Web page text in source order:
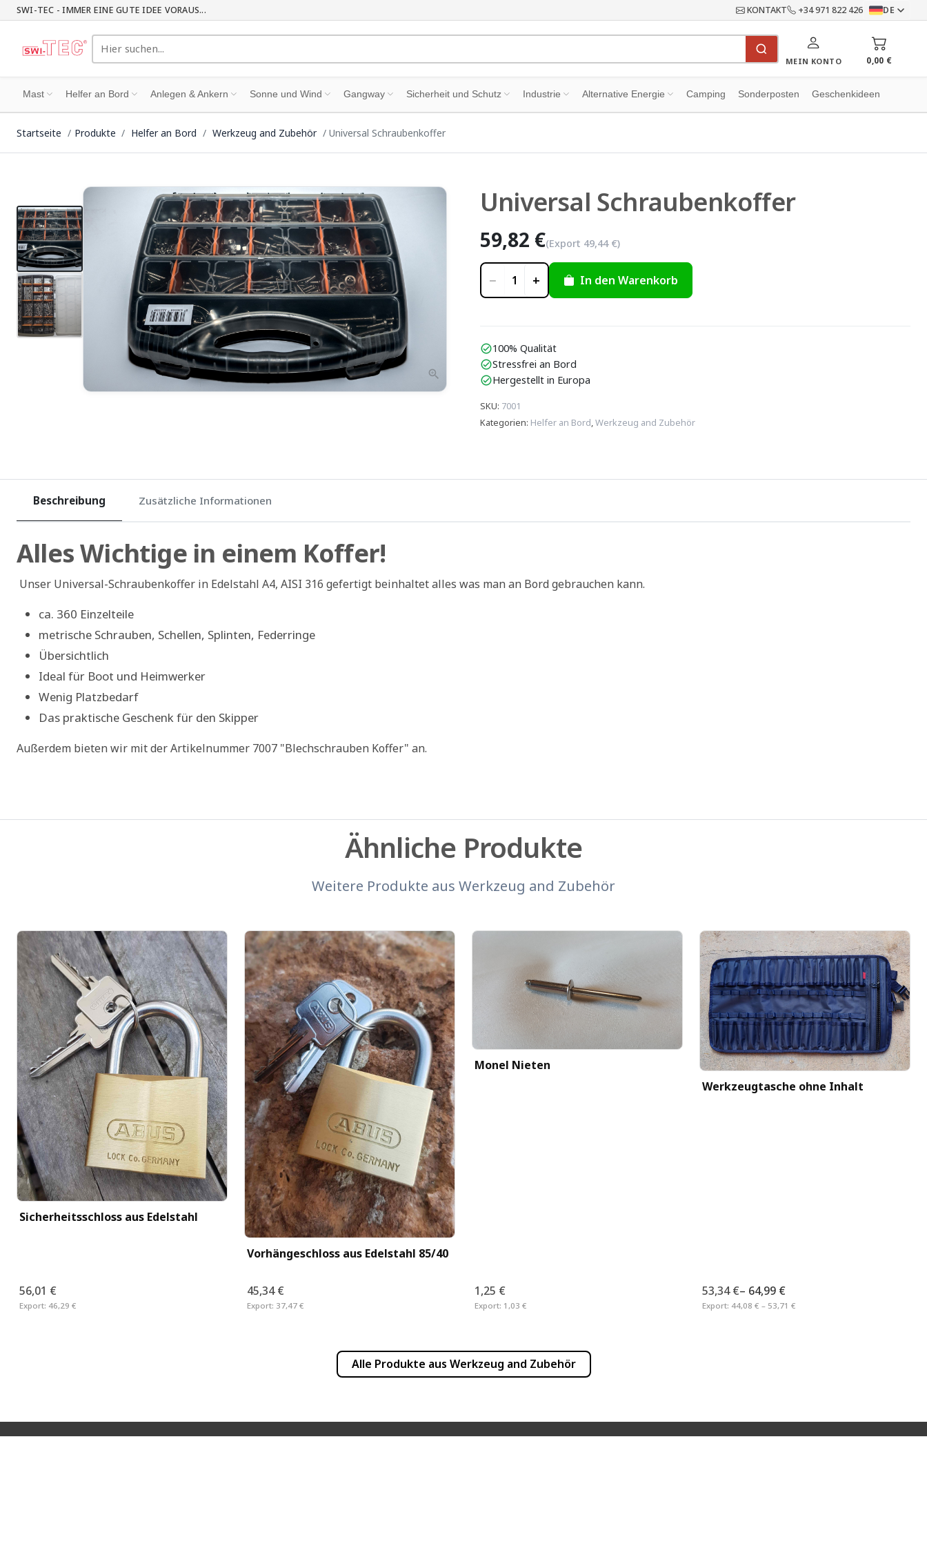
SWI-TEC - IMMER EINE GUTE IDEE VORAUS... KONTAKT +34 971 822 426 DE
MEIN KONTO 0,00 €
Mast Helfer an Bord Anlegen & Ankern Sonne und Wind Gangway Sicherheit und Schutz Industrie Alternative Energie Camping Sonderposten Geschenkideen
Startseite Produkte Helfer an Bord Werkzeug and Zubehör Universal Schraubenkoffer
zoom_in
Universal Schraubenkoffer
59,82 €(Export 49,44 €)
− 1 + In den Warenkorb
check_circle100% Qualität
check_circleStressfrei an Bord
check_circleHergestellt in Europa
SKU: 7001
Kategorien: Helfer an Bord,Werkzeug and Zubehör
Beschreibung Zusätzliche Informationen
Alles Wichtige in einem Koffer!
Unser Universal-Schraubenkoffer in Edelstahl A4, AISI 316 gefertigt beinhaltet alles was man an Bord gebrauchen kann.
ca. 360 Einzelteile
metrische Schrauben, Schellen, Splinten, Federringe
Übersichtlich
Ideal für Boot und Heimwerker
Wenig Platzbedarf
Das praktische Geschenk für den Skipper
Außerdem bieten wir mit der Artikelnummer 7007 "Blechschrauben Koffer" an.
Ähnliche Produkte
Weitere Produkte aus Werkzeug and Zubehör
Sicherheitsschloss aus Edelstahl
56,01 €
Export: 46,29 €
Vorhängeschloss aus Edelstahl 85/40
45,34 €
Export: 37,47 €
Monel Nieten
1,25 €
Export: 1,03 €
Werkzeugtasche ohne Inhalt
53,34 €– 64,99 €
Export: 44,08 € – 53,71 €
Alle Produkte aus Werkzeug and Zubehör